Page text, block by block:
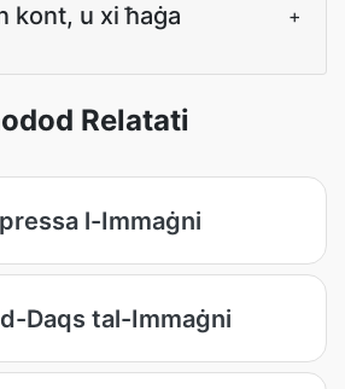
kont, u xi ħaġa
+
Relatati
l-Immaġni
Daqs tal-Immaġni